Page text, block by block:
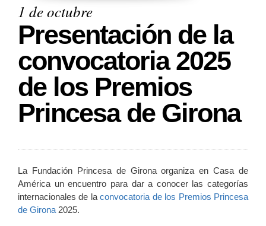
1 de octubre
Presentación de la
convocatoria 2025
de los Premios
Princesa de Girona
La Fundación Princesa de Girona organiza en Casa de
América un encuentro para dar a conocer las categorías
internacionales de laconvocatoria de los Premios Princesa
de Girona 2025.